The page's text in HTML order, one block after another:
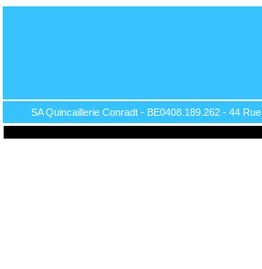
SA Quincaillerie Conradt - BE0408.189.262 - 44